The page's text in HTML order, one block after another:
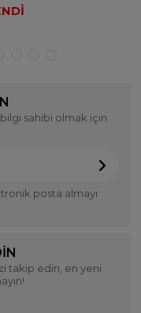
bilgi sahibi olmak için
posta almayı
takip edin, en yeni